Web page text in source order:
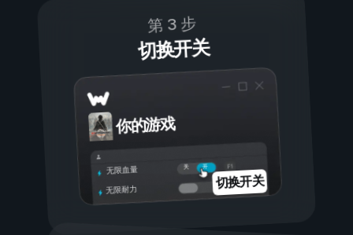
第 3 步
切换开关
你的游戏
开
关
无限血量
无限耐力
切换开关